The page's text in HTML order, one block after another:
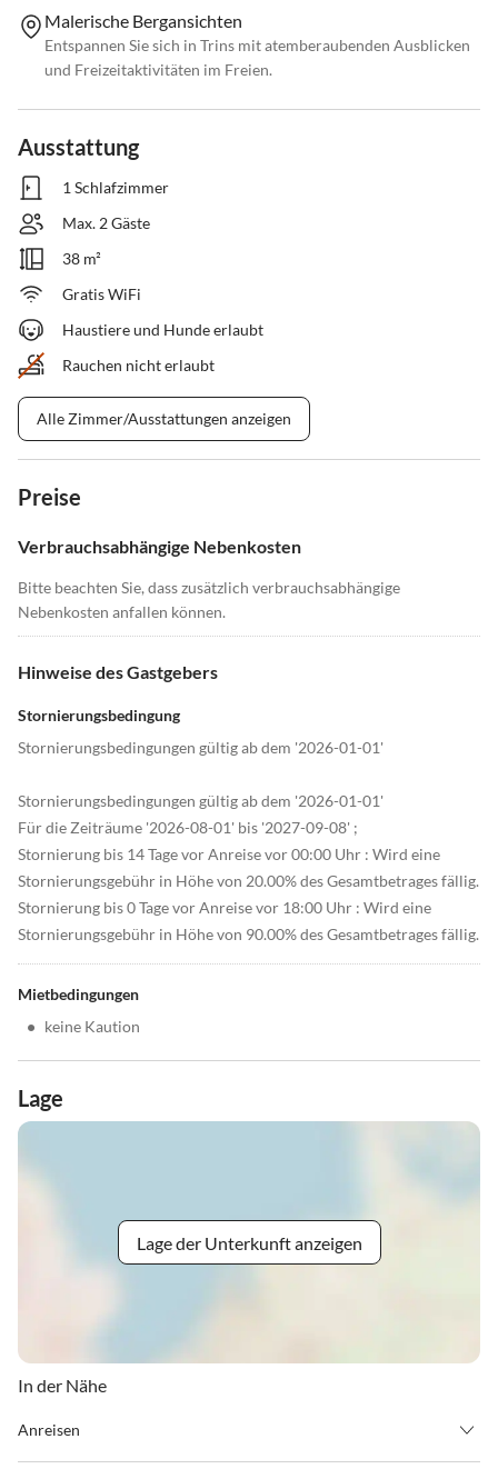
Malerische Bergansichten
Entspannen Sie sich in Trins mit atemberaubenden Ausblicken
und Freizeitaktivitäten im Freien.
Ausstattung
1 Schlafzimmer
Max. 2 Gäste
38 m²
Gratis WiFi
Haustiere und Hunde erlaubt
Rauchen nicht erlaubt
Alle Zimmer/Ausstattungen anzeigen
Preise
Verbrauchsabhängige Nebenkosten
Bitte beachten Sie, dass zusätzlich verbrauchsabhängige
Nebenkosten anfallen können.
Hinweise des Gastgebers
Stornierungsbedingung
Stornierungsbedingungen gültig ab dem '2026-01-01'
Stornierungsbedingungen gültig ab dem '2026-01-01'
Für die Zeiträume '2026-08-01' bis '2027-09-08' ;
Stornierung bis 14 Tage vor Anreise vor 00:00 Uhr : Wird eine
Stornierungsgebühr in Höhe von 20.00% des Gesamtbetrages fällig.
Stornierung bis 0 Tage vor Anreise vor 18:00 Uhr : Wird eine
Stornierungsgebühr in Höhe von 90.00% des Gesamtbetrages fällig.
Mietbedingungen
• keine Kaution
Lage
Lage der Unterkunft anzeigen
In der Nähe
Anreisen